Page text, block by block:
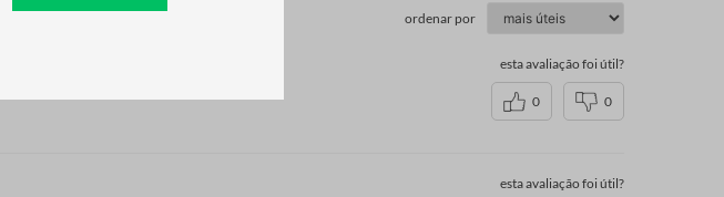
ordenar por
esta avaliação foi útil?
0 0
esta avaliação foi útil?